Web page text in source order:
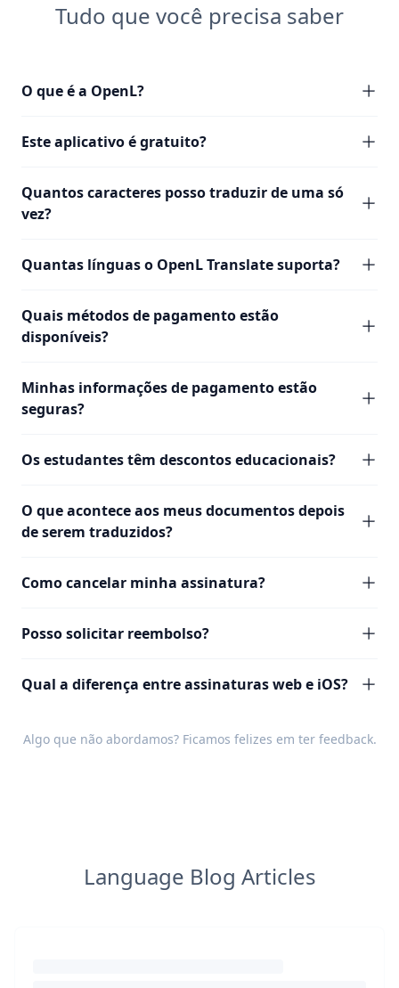
Tudo que você precisa saber
O que é a OpenL?
Este aplicativo é gratuito?
Quantos caracteres posso traduzir de uma só
vez?
Quantas línguas o OpenL Translate suporta?
Quais métodos de pagamento estão
disponíveis?
Minhas informações de pagamento estão
seguras?
Os estudantes têm descontos educacionais?
O que acontece aos meus documentos depois
de serem traduzidos?
Como cancelar minha assinatura?
Posso solicitar reembolso?
Qual a diferença entre assinaturas web e iOS?
Algo que não abordamos? Ficamos felizes em ter feedback.
Language Blog Articles